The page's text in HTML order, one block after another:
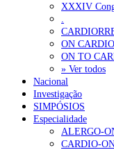
XXXIV
ON
ON TO
» Ver todos
Nacional
Investigação
SIMPÓSIOS
Especialidade
ALERGO-
CARDIO-